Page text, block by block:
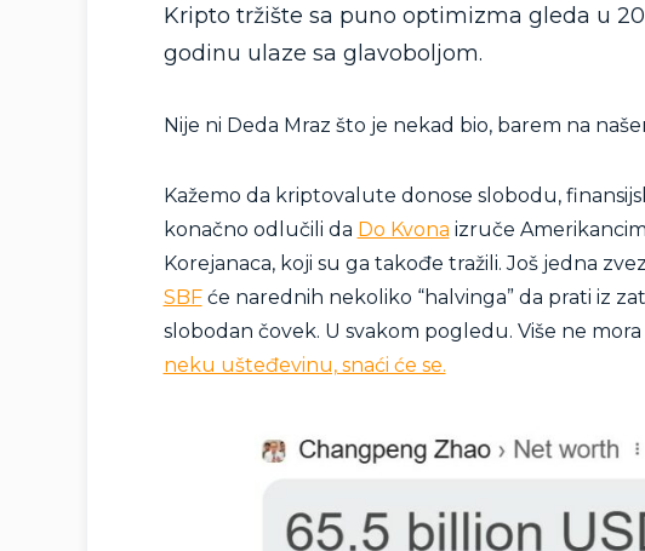
Kripto tržište sa puno optimizma gleda u
godinu ulaze sa glavoboljom.
Nije ni Deda Mraz što je nekad bio, barem na
Kažemo da kriptovalute donose slobodu,
konačno odlučili da Do Kvona izruče
Korejanaca, koji su ga takođe tražili. Još jedna
SBFće narednih nekoliko “halvinga” da prati iz
slobodan čovek. U svakom pogledu. Više ne
neku ušteđevinu, snaći će se.